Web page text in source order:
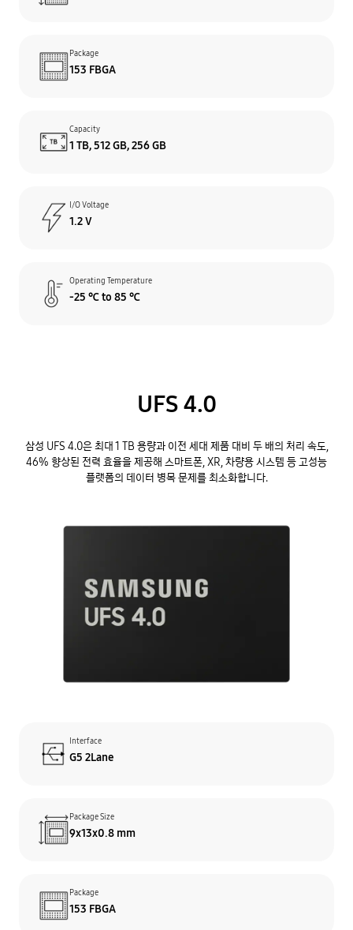
Package
153 FBGA
Capacity
1 TB, 512 GB, 256 GB
I/O Voltage
1.2 V
Operating Temperature
-25 ℃ to 85 ℃
UFS 4.0
삼성 UFS 4.0은 최대 1 TB 용량과 이전 세대 제품 대비 두 배의 처리 속도,
46% 향상된 전력 효율을 제공해 스마트폰, XR, 차량용 시스템 등 고성능
플랫폼의 데이터 병목 문제를 최소화합니다.
Interface
G5 2Lane
Package Size
9x13x0.8 mm
Package
153 FBGA